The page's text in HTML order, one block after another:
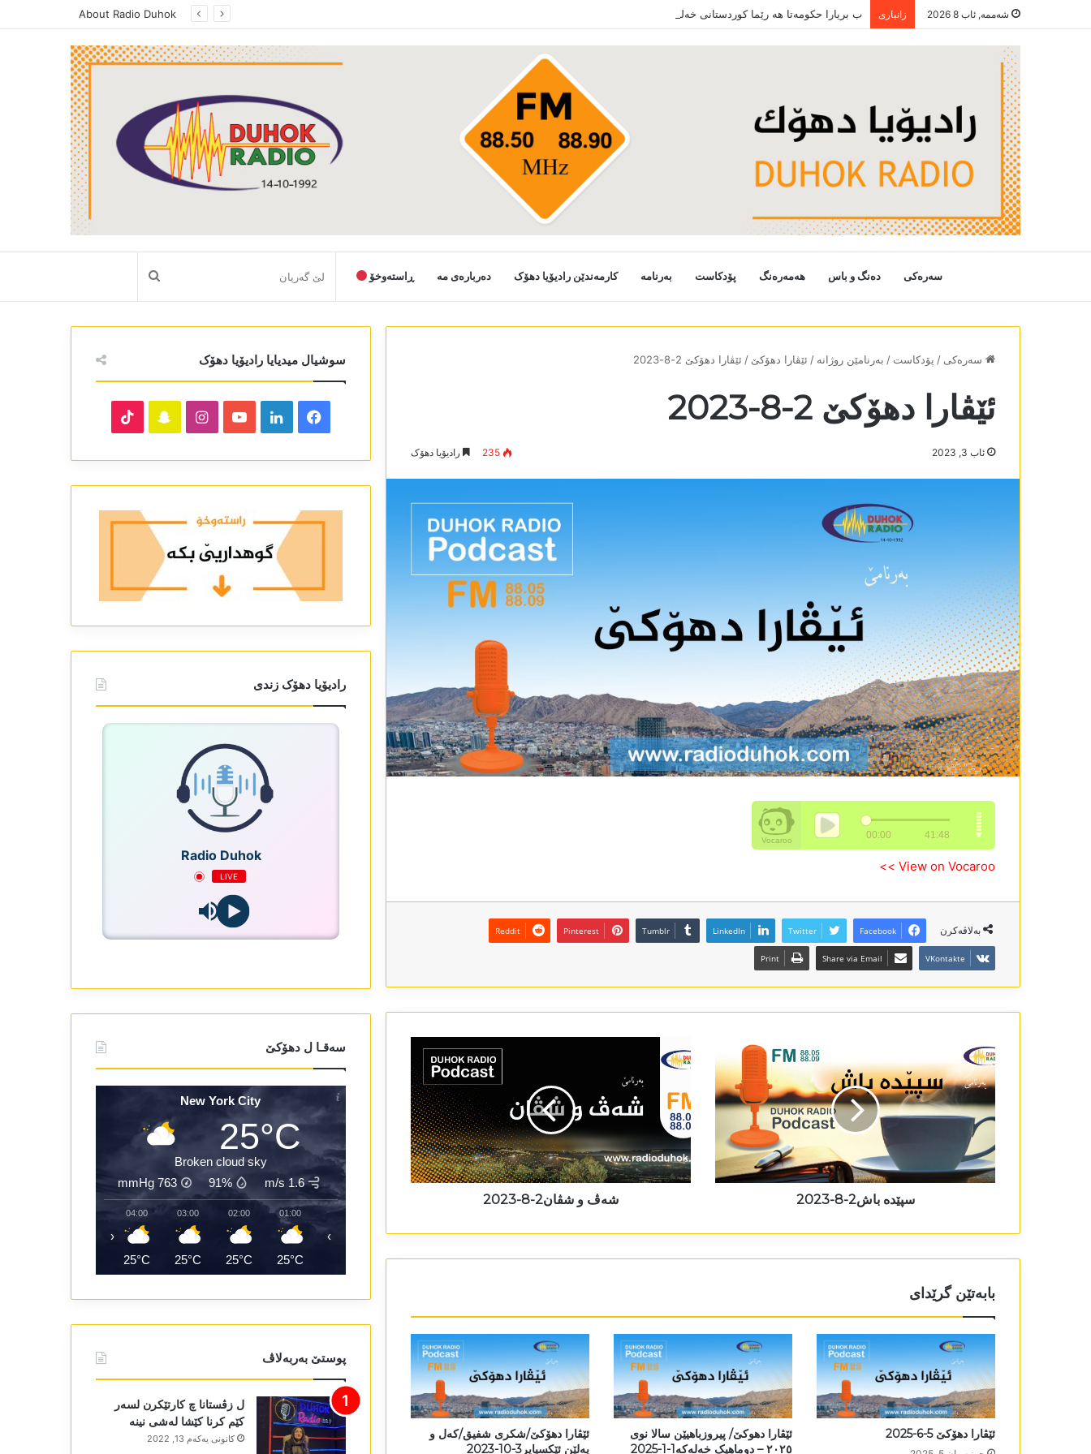
شەممە, ئاب 8 2026 زانیاری ب بریارا حکومەتا ھە رێما کوردستانی خەلکێ گوندێن سەر ب ئێدارا زاخو ڤە دشین سەرەدانا گوندیێن خو بکەن About Radio Duhok
سەرەکی دەنگ و باس هەمەرەنگ پۆدکاست بەرنامە کارمەندێن رادیۆیا دھۆک دەربارەی مە ڕاستەوخۆ لێ
گەریان
سەرەکی / پۆدکاست / بەرنامێن روژانە / ئێڤارا دھۆکێ / ئێڤارا دھۆکێ 2-8-2023
ئێڤارا دھۆکێ 2-8-2023
ئاب 3, 2023 235 رادیۆیا دھۆک
View on Vocaroo >>
بەلاڤەکرن Facebook
Twitter
LinkedIn
Tumblr
Pinterest
Reddit
VKontakte
Share via Email
Print
سپێدە باش2-8-2023 شەڤ و شڤان2-8-2023
بابەتێن گرێدای
ئێڤارا دھۆکێ 5-6-2025
ئێڤارا دھوکێ/ پیروزباھیێن سالا نوی
٢٠٢٥ – دوماھیک خەلەکە1-1-2025
ئێڤارا دھۆکێ/شکری شفیق/کەل و
پەلێن ئێکسپایر3-10-2023
سوشیال میدیایا رادیۆیا دھۆک
Facebook
LinkedIn
YouTube
Instagram
Snapchat
رادیۆیا دھۆک زندی
Radio Duhok
LIVE
سەقـا ل دھۆکێ
New York City
25°C
Broken cloud sky
1.6 m/s
91%
763
mmHg
01:00
25°C
02:00
25°C
03:00
25°C
04:00
25°C
‹ ›
پوستێ بەربەلاڤ
ل زڤستانا چ کارتێکرن لسەر
کێم کرنا کێشا لەشی نینە
كانونی یه‌كه‌م 13, 2022